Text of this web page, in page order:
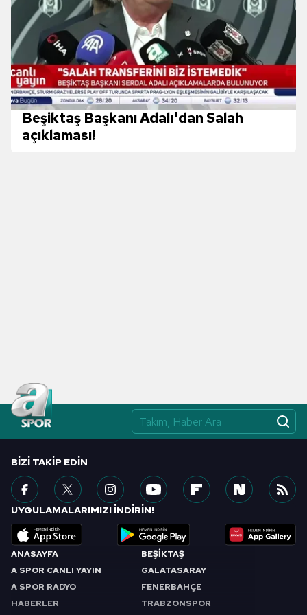
sınırlı olarak açık rızanız dahilinde kullanılacaktır.
Çerezlere ilişkin tercihlerinizi aşağıda yer alan panel
vasıtasıyla belirleyebilirsiniz. Çerezlere ilişkin detaylı bilgi
için Ayarlar butonuna tıklayabilir,Çerez Bilgilendirme
Metnimiziziyaret edebilirsiniz.
6698 sayılı Kişisel Verilerin Korunması Kanunu uyarınca
hazırlanmış Aydınlatma Metnimizi okumak ve sitemizde
Beşiktaş Başkanı Adalı'dan Salah
açıklaması!
ANASAYFA
A SPOR CANLI YAYIN
A SPOR RADYO
HABERLER
BEŞİKTAŞ
GALATASARAY
FENERBAHÇE
TRABZONSPOR
BIZI TAKIP EDIN
UYGULAMALARIMIZI İNDİRİN!